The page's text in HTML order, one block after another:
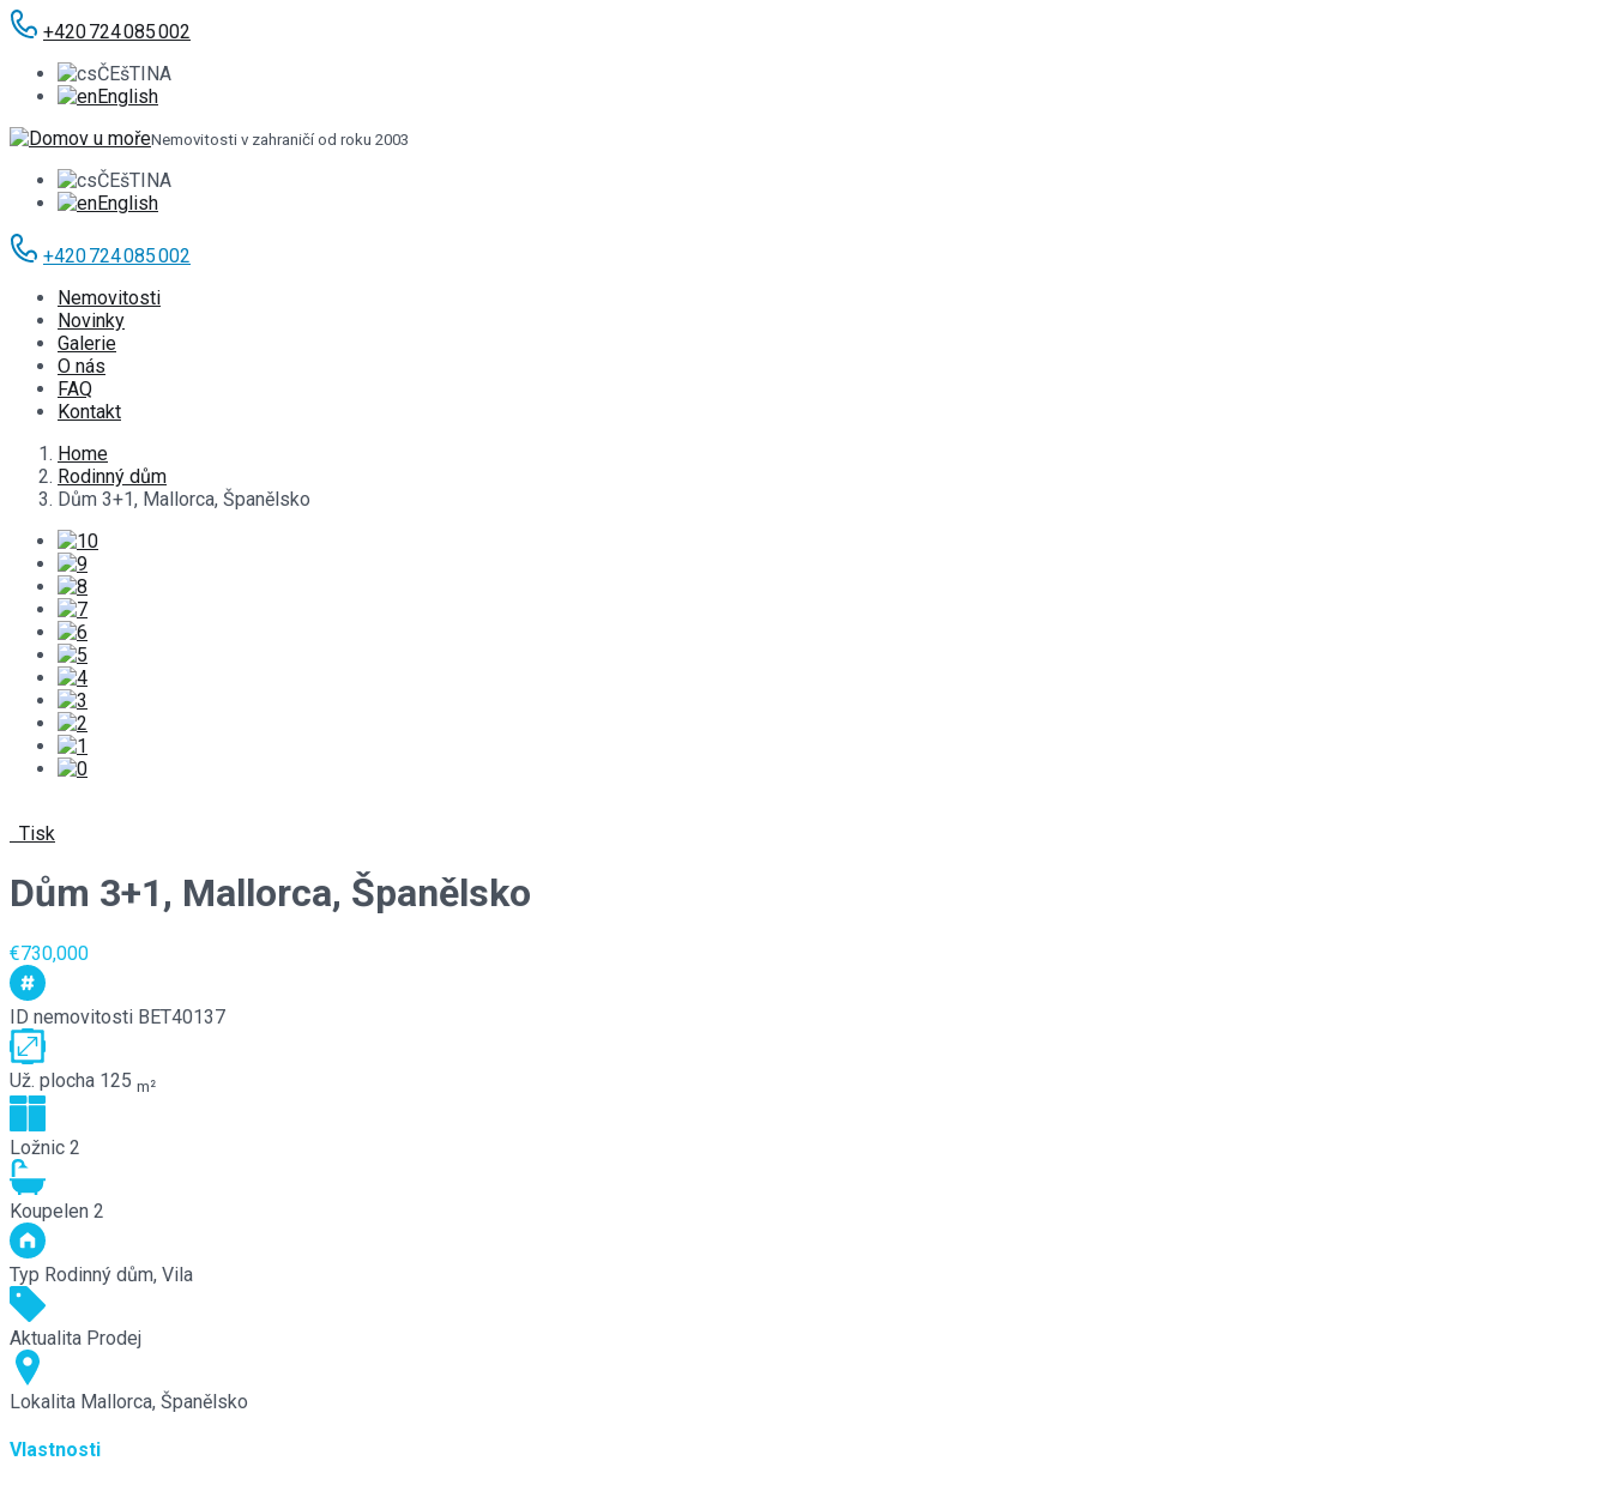
+420 724 085 002
ČEšTINA
English
Nemovitosti v zahraničí od roku 2003
ČEšTINA
English
+420 724 085 002
Nemovitosti
Novinky
Galerie
O nás
FAQ
Kontakt
Home
Rodinný dům
Dům 3+1, Mallorca, Španělsko
Tisk
Dům 3+1, Mallorca, Španělsko
€730,000
ID nemovitosti BET40137
Už. plocha 125 m²
Ložnic 2
Koupelen 2
Typ Rodinný dům, Vila
Aktualita Prodej
Lokalita Mallorca, Španělsko
Vlastnosti